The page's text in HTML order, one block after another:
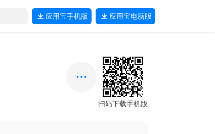
应用宝手机版 应用宝电脑版
扫码下载手机版